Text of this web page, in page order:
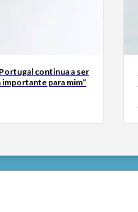
continua a ser
importante para mim”